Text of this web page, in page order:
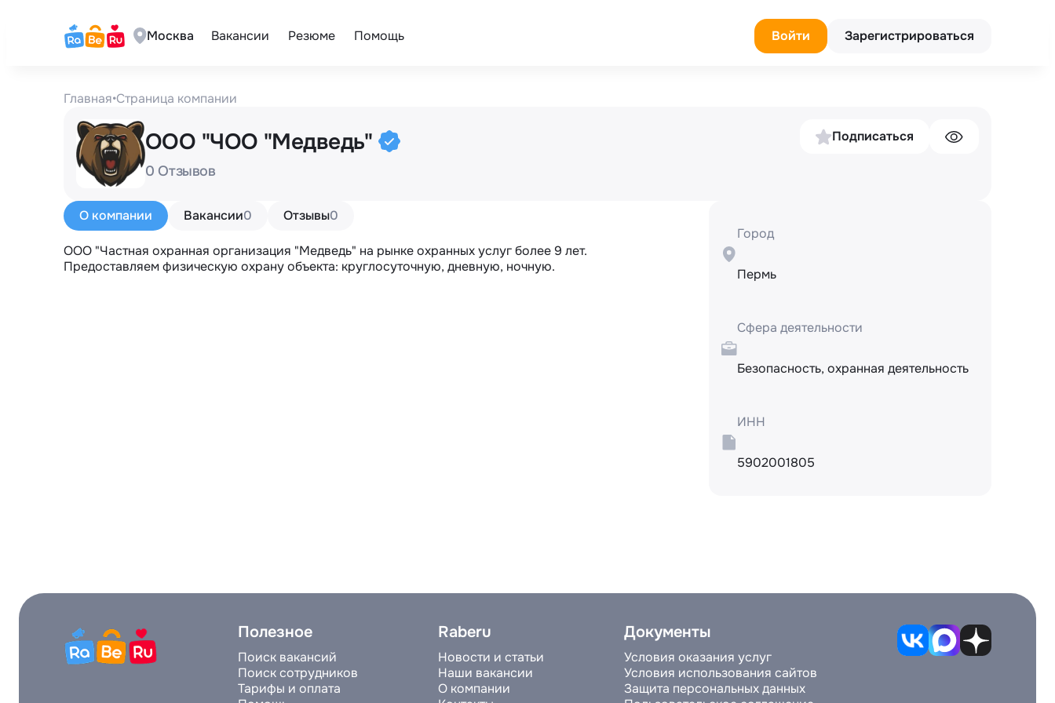
Москва Вакансии Резюме Помощь Войти Зарегистрироваться
Главная•Страница компании
ООО "ЧОО "Медведь"
0 Отзывов
Подписаться
О компании Вакансии0 Отзывы0
ООО "Частная охранная организация "Медведь" на рынке охранных услуг более 9 лет.
Предоставляем физическую охрану объекта: круглосуточную, дневную, ночную.
Город
Пермь
Сфера деятельности
Безопасность, охранная деятельность
ИНН
5902001805
Полезное
Поиск вакансий
Поиск сотрудников
Тарифы и оплата
Raberu
Новости и статьи
Наши вакансии
О компании
Документы
Условия оказания услуг
Условия использования сайтов
Защита персональных данных